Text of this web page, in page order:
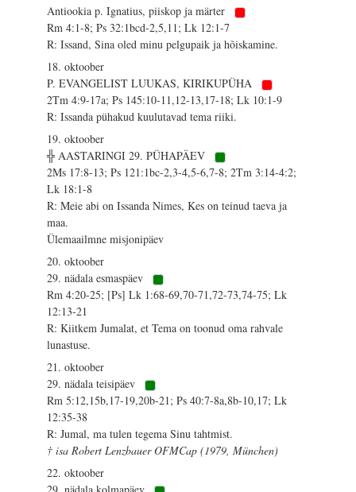
Antiookia p. Ignatius, piiskop ja märter
Rm 4:1-8; Ps 32:1bcd-2,5,11; Lk 12:1-7
R: Issand, Sina oled minu pelgupaik ja hõiskamine.
18. oktoober
P. EVANGELIST LUUKAS, KIRIKUPÜHA
2Tm 4:9-17a; Ps 145:10-11,12-13,17-18; Lk 10:1-9
R: Issanda pühakud kuulutavad tema riiki.
19. oktoober
╬ AASTARINGI 29. PÜHAPÄEV
2Ms 17:8-13; Ps 121:1bc-2,3-4,5-6,7-8; 2Tm 3:14-4:2;
Lk 18:1-8
R: Meie abi on Issanda Nimes, Kes on teinud taeva ja
maa.
Ülemaailmne misjonipäev
20. oktoober
29. nädala esmaspäev
Rm 4:20-25; [Ps] Lk 1:68-69,70-71,72-73,74-75; Lk
12:13-21
R: Kiitkem Jumalat, et Tema on toonud oma rahvale
lunastuse.
21. oktoober
29. nädala teisipäev
Rm 5:12,15b,17-19,20b-21; Ps 40:7-8a,8b-10,17; Lk
12:35-38
R: Jumal, ma tulen tegema Sinu tahtmist.
† isa Robert Lenzbauer OFMCap (1979, München)
22. oktoober